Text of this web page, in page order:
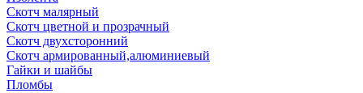
Скотч малярный
Скотч цветной и прозрачный
Скотч двухсторонний
Скотч армированный,алюминиевый
Гайки и шайбы
Пломбы